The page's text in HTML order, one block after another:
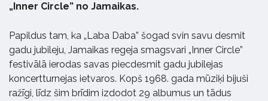
„Inner Circle” no Jamaikas.
Papildus tam, ka „Laba Daba” šogad svin savu desmit
gadu jubileju, Jamaikas regeja smagsvari „Inner Circle”
festivālā ierodas savas piecdesmit gadu jubilejas
koncertturnejas ietvaros. Kopš 1968. gada mūziķi bijuši
ražīgi, līdz šim brīdim izdodot 29 albumus un tādus